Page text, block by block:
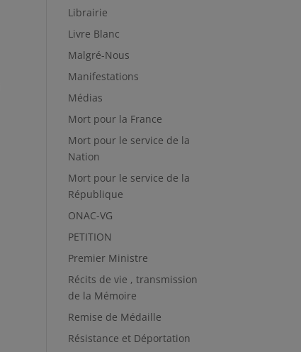
Librairie
Livre Blanc
Malgré-Nous
Manifestations
Médias
Mort pour la France
Mort pour le service de la
Nation
Mort pour le service de la
République
ONAC-VG
PETITION
Premier Ministre
Récits de vie , transmission
de la Mémoire
Remise de Médaille
Résistance et Déportation